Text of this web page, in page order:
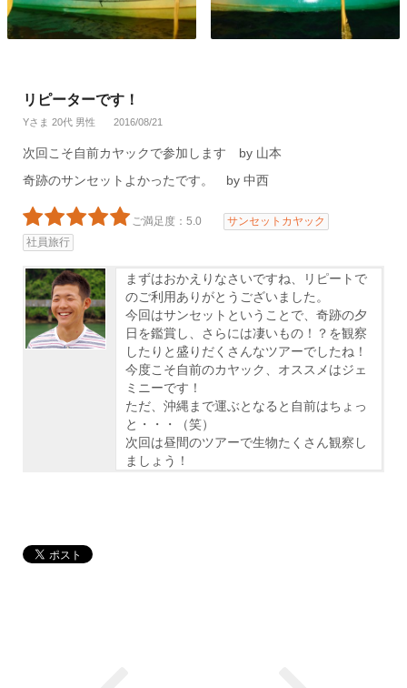
リピーターです！
Yさま 20代 男性 2016/08/21
次回こそ自前カヤックで参加します by 山本
奇跡のサンセットよかったです。 by 中西
ご満足度：5.0
サンセットカヤック
社員旅行
まずはおかえりなさいですね、リピートで
のご利用ありがとうございました。
今回はサンセットということで、奇跡の夕
日を鑑賞し、さらには凄いもの！？を観察
したりと盛りだくさんなツアーでしたね！
今度こそ自前のカヤック、オススメはジェ
ミニーです！
ただ、沖縄まで運ぶとなると自前はちょっ
と・・・（笑）
次回は昼間のツアーで生物たくさん観察し
ましょう！